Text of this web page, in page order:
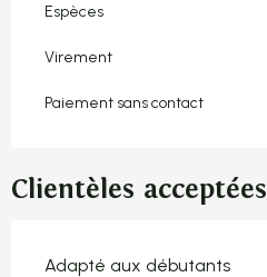
Espèces
Virement
Paiement sans contact
Clientèles acceptées
Adapté aux débutants